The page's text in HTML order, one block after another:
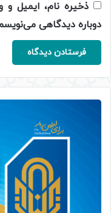
ذخیره نام، ایمیل و
دوباره دیدگاهی